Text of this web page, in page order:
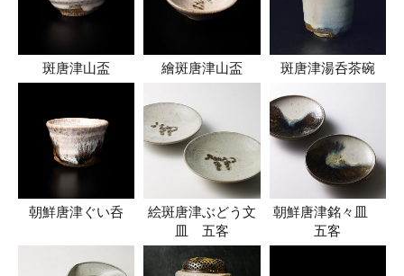
斑唐津山盃 繪斑唐津山盃 斑唐津湯呑茶碗
朝鮮唐津ぐい呑
絵斑唐津ぶどう文
皿 五客
朝鮮唐津銘々皿
五客